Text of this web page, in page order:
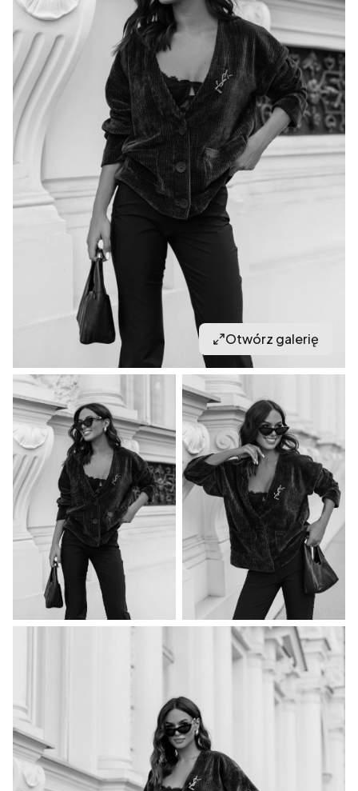
Otwórz galerię